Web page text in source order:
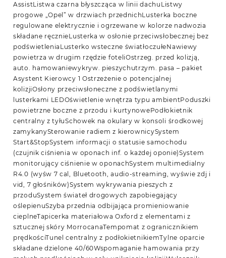
AssistListwa czarna błyszcząca w linii dachuListwy
progowe „Opel” w drzwiach przednichLusterka boczne
regulowane elektrycznie i ogrzewane w kolorze nadwozia
składane ręcznieLusterka w osłonie przeciwsłobecznej bez
podświetleniaLusterko wsteczne światłoczułeNawiewy
powietrza w drugim rzędzie foteliOstrzeg. przed kolizją,
auto. hamowaniewykryw. pieszychutrzym. pasa – pakiet
Asystent Kierowcy 1 Ostrzeżenie o potencjalnej
kolizjiOsłony przeciwsłoneczne z podświetlanymi
lusterkami LEDOświetlenie wnętrza typu ambientPoduszki
powietrzne boczne z przodu i kurtynowePodłokietnik
centralny z tyłuSchowek na okulary w konsoli środkowej
zamykanySterowanie radiem z kierownicySystem
Start&StopSystem informacji o statusie samochodu
(czujnik ciśnienia w oponach inf. o każdej oponie)System
monitorujący ciśnienie w oponachSystem multimedialny
R4.0 (wyśw 7 cal, Bluetooth, audio-streaming, wyświe zdj i
vid, 7 głośników)System wykrywania pieszych z
przoduSystem świateł drogowych zapobiegający
oślepienuSzyba przednia odbijająca promieniowanie
cieplneTapicerka materiałowa Oxford z elementami z
sztucznej skóry MorrocanaTempomat z ogranicznikiem
prędkościTunel centralny z podłokietnikiemTylne oparcie
składane dzielone 40/60Wspomaganie hamowania przy